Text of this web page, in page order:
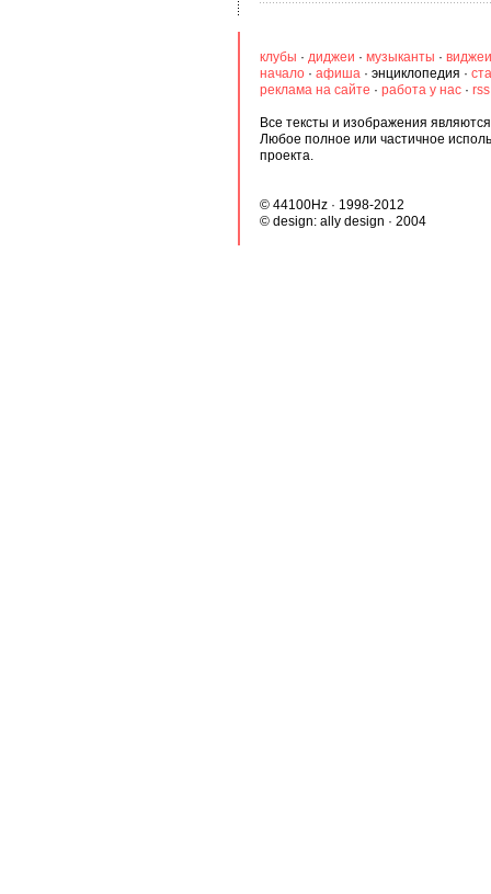
клубы · диджеи · музыканты · виджеи
начало · афиша · энциклопедия ·
реклама на сайте · работа у нас ·
Все тексты и изображения
Любое полное или частичное
проекта.
© 44100Hz · 1998-2012
© design: ally design · 2004